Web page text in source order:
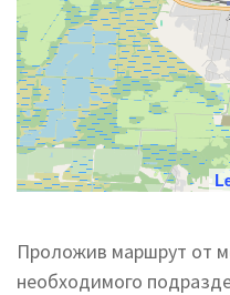
Проложив маршрут от
необходимого